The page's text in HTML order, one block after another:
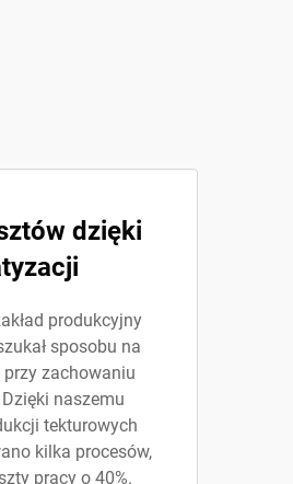
dzięki
produkcyjny
sposobu na
zachowaniu
naszemu
tekturowych
kilka procesów,
pracy o 40%.